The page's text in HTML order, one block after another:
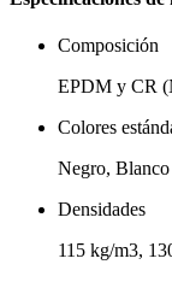
Composición
EPDM y CR
Colores
Negro,
Densidades
115 kg/m3,